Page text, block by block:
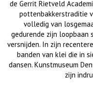
de Gerrit Rietveld
pottenbakkerstraditie
volledig van
gedurende zijn loopbaan
versnijden. In zijn
banden van klei die in
dansen. Kunstmuseum
zijn